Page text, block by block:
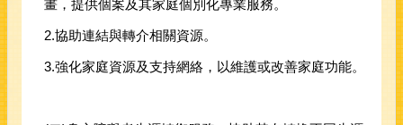
畫，提供個案及其家庭個別化專業服務。
2.協助連結與轉介相關資源。
3.強化家庭資源及支持網絡，以維護或改善家庭功能。